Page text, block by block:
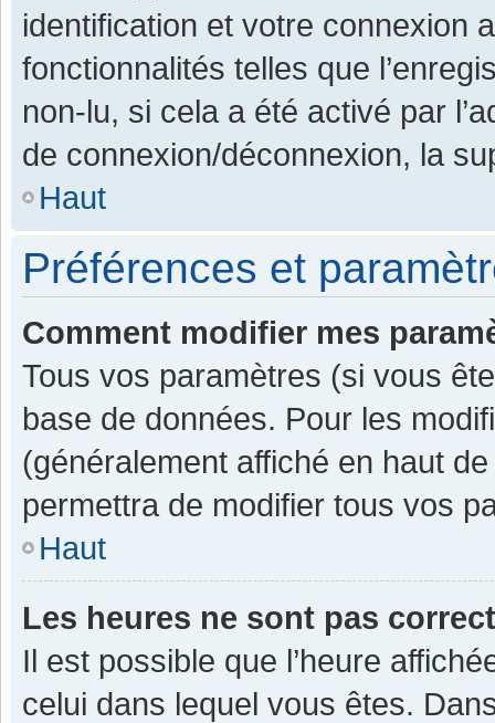
identification et votre connexion
fonctionnalités telles que
non-lu, si cela a été activé par
de connexion/déconnexion, la
Haut
Préférences et
Comment modifier mes
Tous vos paramètres (si vous
base de données. Pour les
(généralement affiché en haut
permettra de modifier tous vos
Haut
Les heures ne sont pas
Il est possible que l’heure
celui dans lequel vous êtes.